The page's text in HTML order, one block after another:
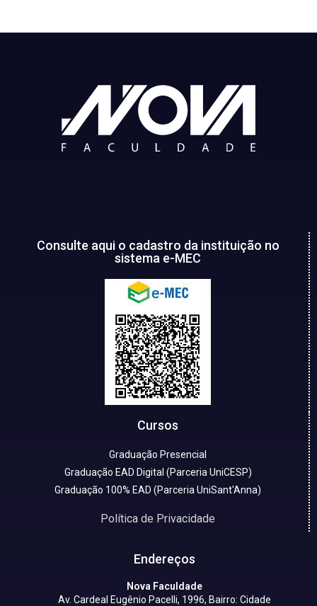
Consulte aqui o cadastro da instituição no
sistema e-MEC
Cursos
Graduação Presencial
Graduação EAD Digital (Parceria UniCESP)
Graduação 100% EAD (Parceria UniSant'Anna)
Política de Privacidade
Endereços
Nova Faculdade
Av. Cardeal Eugênio Pacelli, 1996, Bairro: Cidade